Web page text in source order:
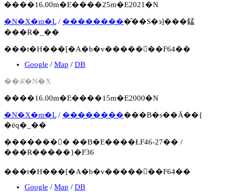
����16.00m�E����25m�E2021�N
�N�X�m�L/ ���������̑��S�э]���錳
���R�_��
���t�H���[�A�b�v�����񍐏��F64��
Google / Map / DB
��ӂ̑�N�X
����16.00m�E����15m�E2000�N
�N�X�m�L/ �����������B�s��Ӓ��{
�ёq�_��
�������񍐏� ��B�E����ŁF46-27�� /
���R�����}�F36
���t�H���[�A�b�v�����񍐏��F64��
Google / Map / DB